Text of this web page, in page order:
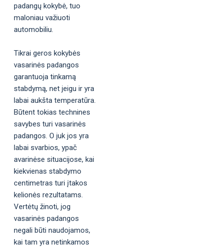
padangų kokybė, tuo
maloniau važiuoti
automobiliu.
Tikrai geros kokybės
vasarinės padangos
garantuoja tinkamą
stabdymą, net jeigu ir yra
labai aukšta temperatūra.
Būtent tokias technines
savybes turi vasarinės
padangos. O juk jos yra
labai svarbios, ypač
avarinėse situacijose, kai
kiekvienas stabdymo
centimetras turi įtakos
kelionės rezultatams.
Vertėtų žinoti, jog
vasarinės padangos
negali būti naudojamos,
kai tam yra netinkamos